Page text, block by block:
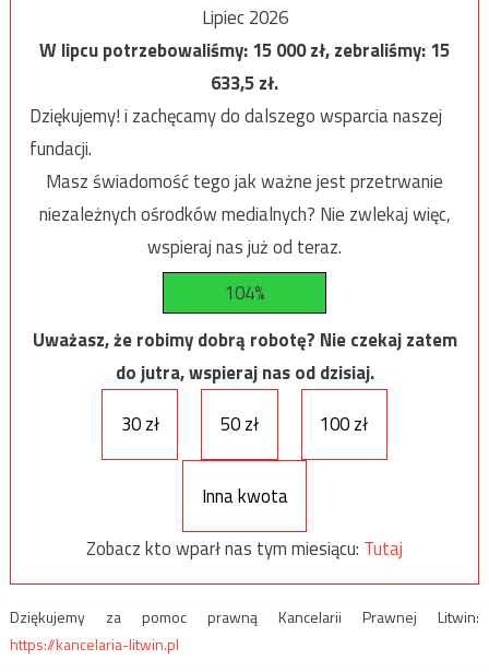
Lipiec 2026
W lipcu potrzebowaliśmy:15 000zł, zebraliśmy:15
633,5zł.
Dziękujemy! i zachęcamy do dalszego wsparcia naszej
fundacji.
Masz świadomość tego jak ważne jest przetrwanie
niezależnych ośrodków medialnych? Nie zwlekaj więc,
wspieraj nas już od teraz.
104%
Uważasz, że robimy dobrą robotę? Nie czekaj zatem
do jutra, wspieraj nas od dzisiaj.
30 zł
50 zł 100 zł
Inna kwota
Zobacz kto wparł nas tym miesiącu: Tutaj
Dziękujemy za pomoc prawną Kancelarii Prawnej Litwin:
https://kancelaria-litwin.pl